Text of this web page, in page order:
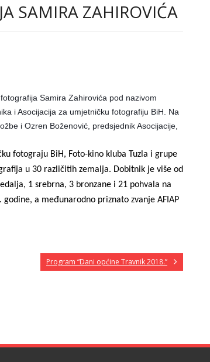
SAMIRA ZAHIROVIĆA
Samira Zahirovića pod nazivom
i Asocijacija za umjetničku fotografiju BiH. Na
i Ozren Boženović, predsjednik Asocijacije,
fotograju BiH, Foto-kino kluba Tuzla i grupe
u 30 različitih zemalja. Dobitnik je više od
1 srebrna, 3 bronzane i 21 pohvala na
a međunarodno priznato zvanje AFIAP
Program “Dani općine Travnik 2018.”